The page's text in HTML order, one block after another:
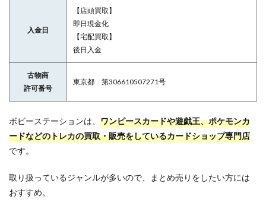
入金日
【店頭買取】
即日現金化
【宅配買取】
後日入金
古物商
許可番号
東京都 第306610507271号
ボビーステーションは、 ワンピースカードや遊戯王、ポケモンカ
ードなどのトレカの買取・販売をしているカードショップ専門店
です。
取り扱っているジャンルが多いので、まとめ売りをしたい方には
おすすめ。